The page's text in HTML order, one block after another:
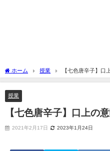
ホーム 授業 【七色唐辛子】口
授業
【七色唐辛子】口上の
2021年2月17日 2023年1月24日